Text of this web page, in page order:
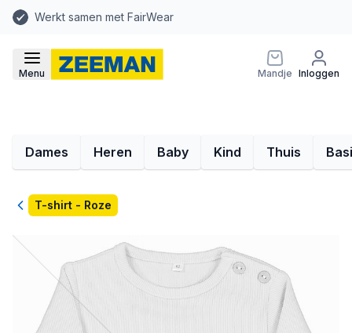
Werkt samen met FairWear
Menu Mandje Inloggen
Dames Heren Baby Kind Thuis
TerugT-shirt - Roze